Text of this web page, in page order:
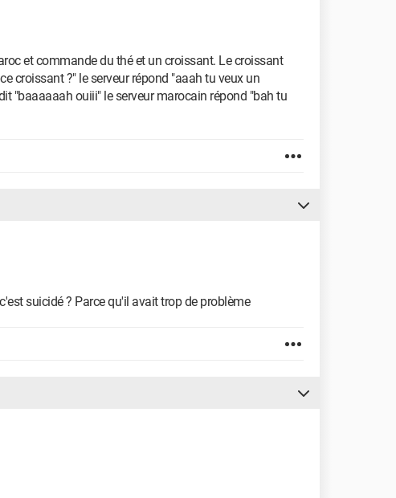
et commande du thé et un croissant. Le croissant
croissant ?" le serveur répond "aaah tu veux un
"baaaaaah ouiii" le serveur marocain répond "bah tu
suicidé ? Parce qu'il avait trop de problème